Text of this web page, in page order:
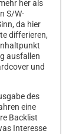
her als
S/W-
da hier
differieren,
ausfallen
und
des
eine
Backlist
Interesse